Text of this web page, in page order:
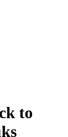
to